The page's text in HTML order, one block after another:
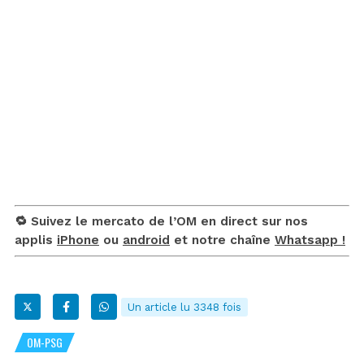
🔁 Suivez le mercato de l’OM en direct sur nos
applis iPhone ou android et notre chaîne Whatsapp !
Un article lu 3348 fois
OM-PSG